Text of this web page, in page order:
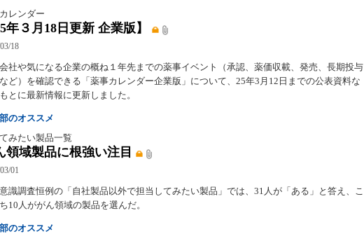
レンダー
年３月18日更新 企業版】
18
社や気になる企業の概ね１年先までの薬事イベント（承認、薬価収載、発売、長期投与
ど）を確認できる「薬事カレンダー企業版」について、25年3月12日までの公表資料な
とに最新情報に更新しました。
のオススメ
みたい製品一覧
領域製品に根強い注目
01
識調査恒例の「自社製品以外で担当してみたい製品」では、31人が「ある」と答え、こ
10人ががん領域の製品を選んだ。
のオススメ